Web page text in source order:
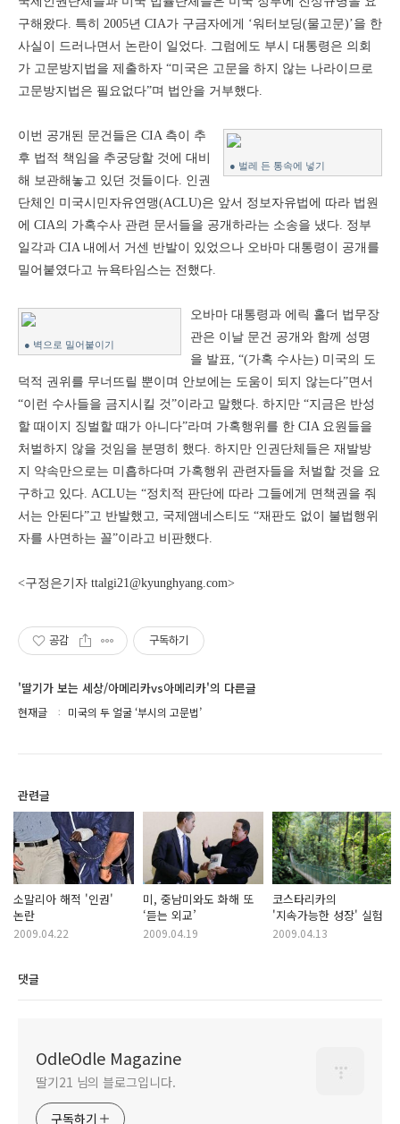
구해왔다. 특히 2005년 CIA가 구금자에게 ‘워터보딩(물고문)’을 한
사실이 드러나면서 논란이 일었다. 그럼에도 부시 대통령은 의회
가 고문방지법을 제출하자 “미국은 고문을 하지 않는 나라이므로
고문방지법은 필요없다”며 법안을 거부했다.
● 벌레 든 통속에 넣기
이번 공개된 문건들은 CIA 측이 추
후 법적 책임을 추궁당할 것에 대비
해 보관해놓고 있던 것들이다. 인권
단체인 미국시민자유연맹(ACLU)은 앞서 정보자유법에 따라 법원
에 CIA의 가혹수사 관련 문서들을 공개하라는 소송을 냈다. 정부
일각과 CIA 내에서 거센 반발이 있었으나 오바마 대통령이 공개를
밀어붙였다고 뉴욕타임스는 전했다.
● 벽으로 밀어붙이기
오바마 대통령과 에릭 홀더 법무장
관은 이날 문건 공개와 함께 성명
을 발표, “(가혹 수사는) 미국의 도
덕적 권위를 무너뜨릴 뿐이며 안보에는 도움이 되지 않는다”면서
“이런 수사들을 금지시킬 것”이라고 말했다. 하지만 “지금은 반성
할 때이지 징벌할 때가 아니다”라며 가혹행위를 한 CIA 요원들을
처벌하지 않을 것임을 분명히 했다. 하지만 인권단체들은 재발방
지 약속만으로는 미흡하다며 가혹행위 관련자들을 처벌할 것을 요
구하고 있다. ACLU는 “정치적 판단에 따라 그들에게 면책권을 줘
서는 안된다”고 반발했고, 국제앰네스티도 “재판도 없이 불법행위
자를 사면하는 꼴”이라고 비판했다.
<구정은기자 ttalgi21@kyunghyang.com>
공감 구독하기
'딸기가 보는 세상/아메리카vs아메리카'의 다른글
현재글 미국의 두 얼굴 ‘부시의 고문법’
관련글
소말리아 해적 '인권'
논란
2009.04.22
미, 중남미와도 화해 또
‘듣는 외교’
2009.04.19
코스타리카의
'지속가능한 성장' 실험
2009.04.13
댓글
OdleOdle Magazine
딸기21 님의 블로그입니다.
구독하기